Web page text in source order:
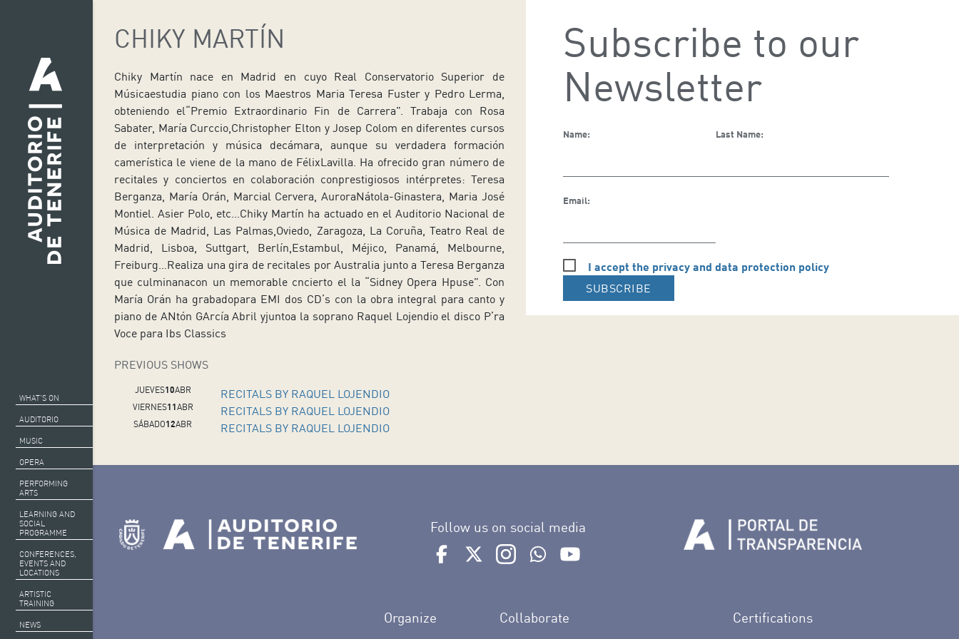
WHAT’S ON
AUDITORIO
MUSIC
OPERA
PERFORMING
ARTS
LEARNING AND
SOCIAL
PROGRAMME
CONFERENCES,
EVENTS AND
LOCATIONS
ARTISTIC
TRAINING
NEWS
CHIKY MARTÍN
Chiky Martín nace en Madrid en cuyo Real Conservatorio Superior de
Músicaestudia piano con los Maestros Maria Teresa Fuster y Pedro Lerma,
obteniendo el“Premio Extraordinario Fin de Carrera”. Trabaja con Rosa
Sabater, María Curccio,Christopher Elton y Josep Colom en diferentes cursos
de interpretación y música decámara, aunque su verdadera formación
camerística le viene de la mano de FélixLavilla. Ha ofrecido gran número de
recitales y conciertos en colaboración conprestigiosos intérpretes: Teresa
Berganza, María Orán, Marcial Cervera, AuroraNátola-Ginastera, Maria José
Montiel. Asier Polo, etc…Chiky Martín ha actuado en el Auditorio Nacional de
Música de Madrid, Las Palmas,Oviedo, Zaragoza, La Coruña, Teatro Real de
Madrid, Lisboa, Suttgart, Berlín,Estambul, Méjico, Panamá, Melbourne,
Freiburg…Realiza una gira de recitales por Australia junto a Teresa Berganza
que culminanacon un memorable cncierto el la “Sidney Opera Hpuse”. Con
María Orán ha grabadopara EMI dos CD’s con la obra integral para canto y
piano de ANtón GArcía Abril yjuntoa la soprano Raquel Lojendio el disco P’ra
Voce para Ibs Classics
PREVIOUS SHOWS
JUEVES10ABR RECITALS BY RAQUEL LOJENDIO
VIERNES11ABR RECITALS BY RAQUEL LOJENDIO
SÁBADO12ABR RECITALS BY RAQUEL LOJENDIO
Subscribe to our
Newsletter
Name: Last Name:
Email:
I accept the privacy and data protection policy
SUBSCRIBE
Follow us on social media
Ir a perfil de Auditorio de Tenerife en Facebook
Ir a perfil de Auditorio de Tenerife en Twitter
Ir a perfil de Auditorio de Tenerife en Instagram
Ir al Boletín Whatsapp de Auditorio de Tenerife
Ir al perfil de Auditorio de Tenerife en Youtube
Organize Collaborate Certifications